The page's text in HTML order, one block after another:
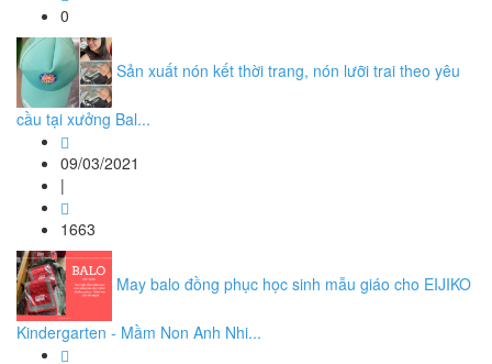
0
Sản xuất nón kết thời trang, nón lưỡi trai theo yêu
cầu tại xưởng Bal...
09/03/2021
|
1663
May balo đồng phục học sinh mẫu giáo cho EIJIKO
Kindergarten - Mầm Non Anh Nhi...